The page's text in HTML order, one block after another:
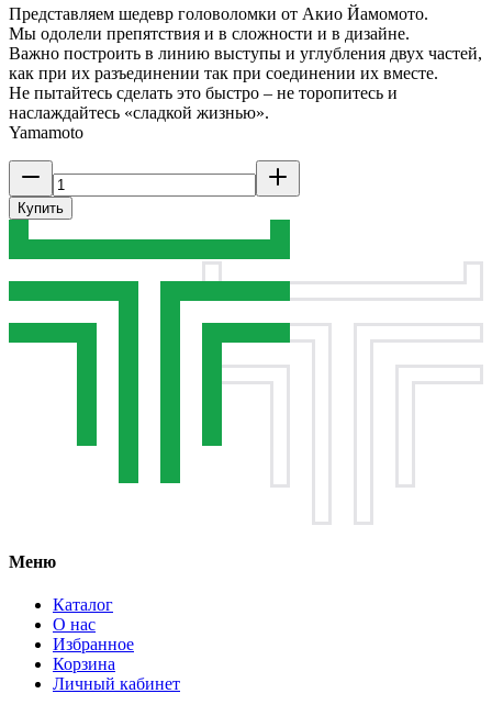
Представляем шедевр головоломки от Акио Йамомото.
Мы одолели препятствия и в сложности и в дизайне.
Важно построить в линию выступы и углубления двух частей,
как при их разъединении так при соединении их вместе.
Не пытайтесь сделать это быстро – не торопитесь и
наслаждайтесь «сладкой жизнью».
Yamamoto
Купить
Меню
Каталог
О нас
Избранное
Корзина
Личный кабинет